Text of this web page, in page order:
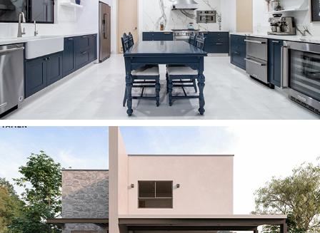
2021
KITCHEN P
2021
VENTURA RESIDENTIAL